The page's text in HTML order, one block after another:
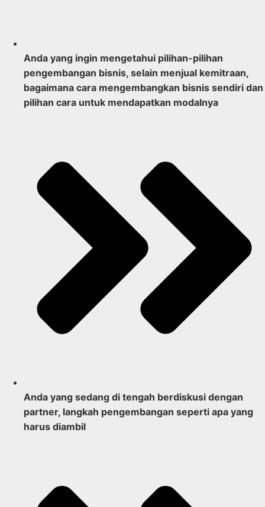
Anda yang ingin mengetahui pilihan-pilihan
pengembangan bisnis, selain menjual kemitraan,
bagaimana cara mengembangkan bisnis sendiri dan
pilihan cara untuk mendapatkan modalnya
Anda yang sedang di tengah berdiskusi dengan
partner, langkah pengembangan seperti apa yang
harus diambil